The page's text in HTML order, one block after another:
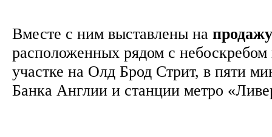
Вместе с ним выставлены на продажу
расположенных рядом с небоскребом
участке на Олд Брод Стрит, в пяти
Банка Англии и станции метро